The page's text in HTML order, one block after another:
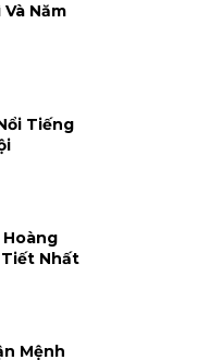
Năm
Tiếng
Hoàng
Nhất
Mệnh